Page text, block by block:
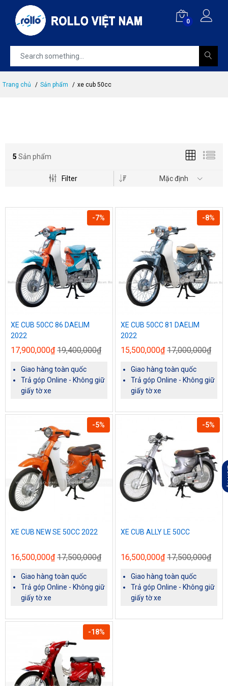
0
Trang chủ Sản phẩm xe cub 50cc
5 Sản phẩm
Filter Mặc định
-7%
XE CUB 50CC 86 DAELIM
2022
17,900,000₫19,400,000₫
Giao hàng toàn quốc
Trả góp Online - Không giữ
giấy tờ xe
-8%
XE CUB 50CC 81 DAELIM
2022
15,500,000₫17,000,000₫
Giao hàng toàn quốc
Trả góp Online - Không giữ
giấy tờ xe
-5%
XE CUB NEW SE 50CC 2022
16,500,000₫17,500,000₫
Giao hàng toàn quốc
Trả góp Online - Không giữ
giấy tờ xe
-5%
XE CUB ALLY LE 50CC
16,500,000₫17,500,000₫
Giao hàng toàn quốc
Trả góp Online - Không giữ
giấy tờ xe
-18%